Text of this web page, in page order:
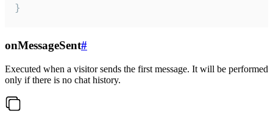
}
onMessageSent#
Executed when a visitor sends the first message. It will be performed
only if there is no chat history.